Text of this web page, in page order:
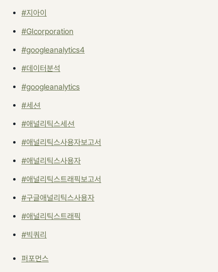
#지아이
#GIcorporation
#googleanalytics4
#데이터분석
#googleanalytics
#세션
#애널리틱스세션
#애널리틱스사용자보고서
#애널리틱스사용자
#애널리틱스트래픽보고서
#구글애널리틱스사용자
#애널리틱스트래픽
#빅쿼리
퍼포먼스